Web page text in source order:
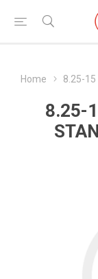
Home 8.25-15
8.25-